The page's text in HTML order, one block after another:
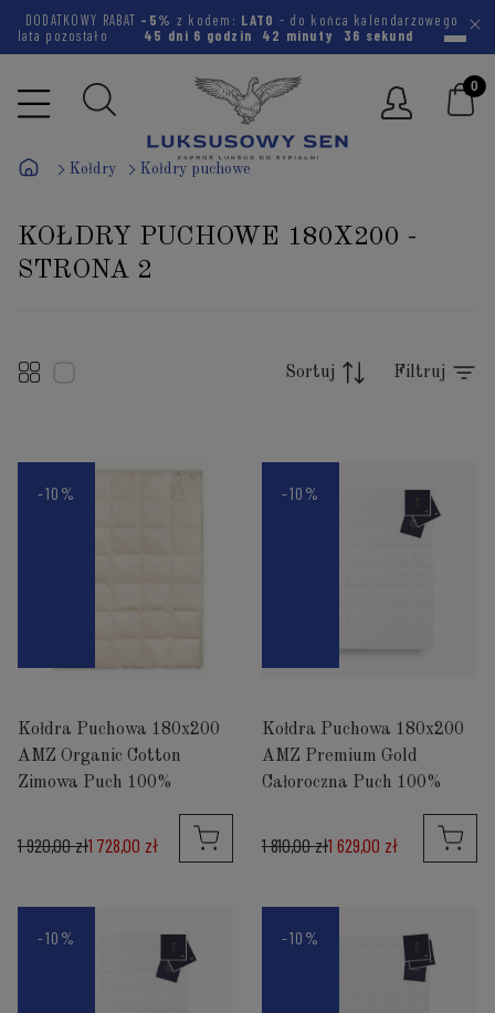
DODATKOWY RABAT -5% z kodem: LATO - do końca kalendarzowego
lata pozostało
45 dni 6 godzin 42 minuty 36 sekund
Kołdry Kołdry puchowe
KOŁDRY PUCHOWE 180X200 -
STRONA 2
Sortuj Filtruj
-10%
Kołdra Puchowa 180x200
AMZ Organic Cotton
Zimowa Puch 100%
1 728,00 zł
1 920,00 zł
-10%
Kołdra Puchowa 180x200
AMZ Premium Gold
Całoroczna Puch 100%
1 629,00 zł
1 810,00 zł
-10% -10%